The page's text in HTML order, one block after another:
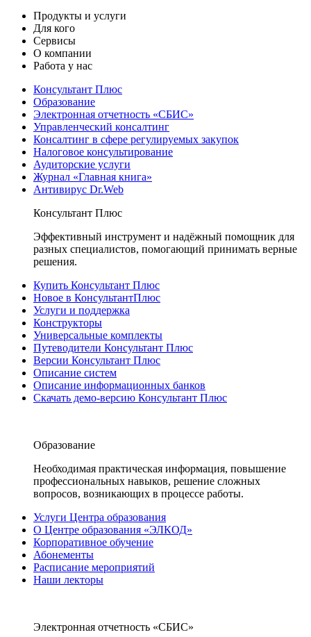
Продукты и услуги
Для кого
Сервисы
О компании
Работа у нас
Консультант Плюс
Образование
Электронная отчетность «СБИС»
Управленческий консалтинг
Консалтинг в сфере регулируемых закупок
Налоговое консультирование
Аудиторские услуги
Журнал «Главная книга»
Антивирус Dr.Web
Консультант Плюс
Эффективный инструмент и надёжный помощник для
разных специалистов, помогающий принимать верные
решения.
Купить Консультант Плюс
Новое в КонсультантПлюс
Услуги и поддержка
Конструкторы
Универсальные комплекты
Путеводители Консультант Плюс
Версии Консультант Плюс
Описание систем
Описание информационных банков
Скачать демо-версию Консультант Плюс
Образование
Необходимая практическая информация, повышение
профессиональных навыков, решение сложных
вопросов, возникающих в процессе работы.
Услуги Центра образования
О Центре образования «ЭЛКОД»
Корпоративное обучение
Абонементы
Расписание мероприятий
Наши лекторы
Электронная отчетность «СБИС»